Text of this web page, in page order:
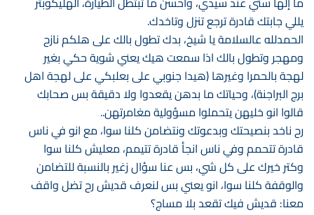
يللي جابتك قادرة ترجع تنزل وتاخدك.
الحمدلله عالسلامة يا شيخ، بدك تطول بالك على هلكم نازح
ومهجر وتطول بالك اذا سمعت هيك يعني شوية حكي بغير
لهجة بالحمرا وغيرها (هيدا جنوبي على بعلبكي على لهجة اهل
برج البراجنة)، وحياتك ما بدهن يقعدوا ولا دقيقة بس صحابك
قالوا انو خليهن يتحملوا مسؤولية مغامرتهن..
رح ناخد بنصيحتك وبدعوتك ونتضامن كلنا سوا، مع انو في ناس
قادرة تتحمم وفي ناس انجأ قادرة تتيمم، معليش كلنا سوا
وكتر خيرك على كل شي، بس عنا سؤال زغير بالنسبة للتضامن
والوقفة كلنا سوا، انو يعني بس لنعرف قديش رح تضل واقف
معنا: قديش فيك تقعد بلا مساج؟